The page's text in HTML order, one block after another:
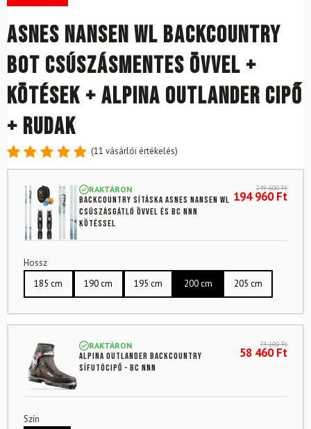
ASNES Nansen WL backcountry
bot csúszásmentes övvel +
kötések + ALPINA Outlander cipő
+ rudak
Értékelés
5-ből,
11
értékelés
alapján
(11 vásárlói értékelés)
RAKTÁRON
Backcountry sításka ASNES Nansen WL
csúszásgátló övvel és BC NNN
kötéssel
249 600Ft
194 960Ft
Hossz
185 cm
190 cm 195 cm 200 cm 205 cm
RAKTÁRON
ALPINA Outlander backcountry
sífutócipő - BC NNN
74 100Ft
58 460Ft
Szín